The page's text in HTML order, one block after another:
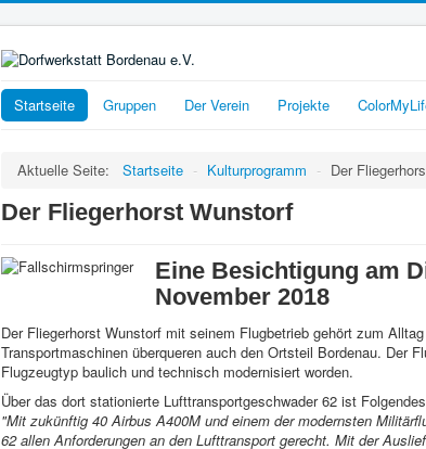
Startseite Gruppen Der Verein Projekte
Aktuelle Seite: Startseite - Kulturprogramm - Der
Der Fliegerhorst Wunstorf
Eine Besichtigung am
November 2018
Der Fliegerhorst Wunstorf mit seinem Flugbetrieb gehört zum
Transportmaschinen überqueren auch den Ortsteil Bordenau. Der
Flugzeugtyp baulich und technisch modernisiert worden.
Über das dort stationierte Lufttransportgeschwader 62 ist
"Mit zukünftig 40 Airbus A400M und einem der modernsten
62 allen Anforderungen an den Lufttransport gerecht. Mit der